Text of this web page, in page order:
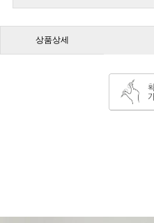
상품상세